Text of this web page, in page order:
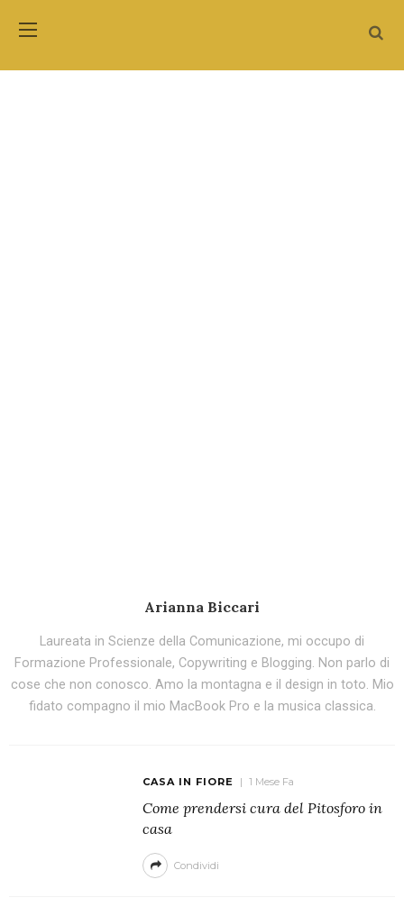
Arianna Biccari
Laureata in Scienze della Comunicazione, mi occupo di
Formazione Professionale, Copywriting e Blogging. Non parlo di
cose che non conosco. Amo la montagna e il design in toto. Mio
fidato compagno il mio MacBook Pro e la musica classica.
CASA IN FIORE 1 Mese Fa
Come prendersi cura del Pitosforo in
casa
Condividi